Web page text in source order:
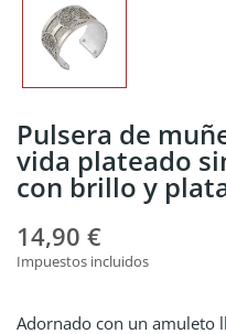
Pulsera de
vida plateado
con brillo y
14,90 €
Impuestos incluidos
Adornado con un amuleto